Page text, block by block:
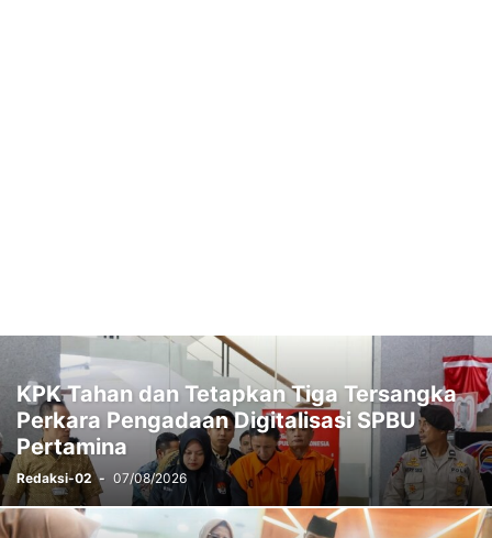
KPK Tahan dan Tetapkan Tiga Tersangka
Perkara Pengadaan Digitalisasi SPBU
Pertamina
Redaksi-02 - 07/08/2026